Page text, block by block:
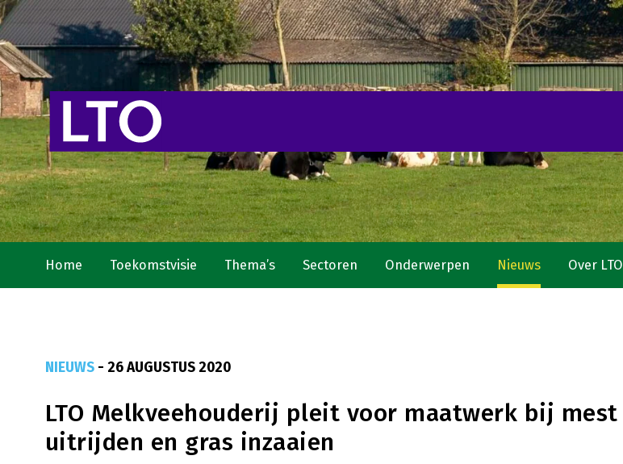
Home Toekomstvisie Thema’s Sectoren Onderwerpen Nieuws Over LTO
NIEUWS- 26 AUGUSTUS 2020
LTO Melkveehouderij pleit voor maatwerk bij mest
uitrijden en gras inzaaien